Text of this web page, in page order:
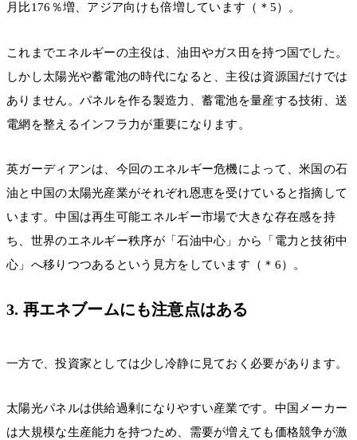
月比176％増、アジア向けも倍増しています（＊5）。
これまでエネルギーの主役は、油田やガス田を持つ国でした。
しかし太陽光や蓄電池の時代になると、主役は資源国だけでは
ありません。パネルを作る製造力、蓄電池を量産する技術、送
電網を整えるインフラ力が重要になります。
英ガーディアンは、今回のエネルギー危機によって、米国の石
油と中国の太陽光産業がそれぞれ恩恵を受けていると指摘して
います。中国は再生可能エネルギー市場で大きな存在感を持
ち、世界のエネルギー秩序が「石油中心」から「電力と技術中
心」へ移りつつあるという見方をしています（＊6）。
3. 再エネブームにも注意点はある
一方で、投資家としては少し冷静に見ておく必要があります。
太陽光パネルは供給過剰になりやすい産業です。中国メーカー
は大規模な生産能力を持つため、需要が増えても価格競争が激